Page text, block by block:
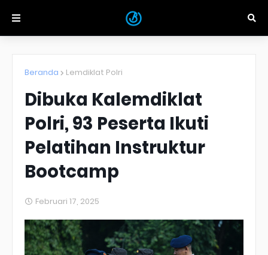
Beranda Lemdiklat Polri
Dibuka Kalemdiklat
Polri, 93 Peserta Ikuti
Pelatihan Instruktur
Bootcamp
Februari 17, 2025